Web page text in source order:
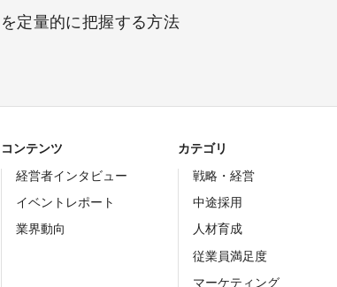
を定量的に把握する方法
コンテンツ
経営者インタビュー
イベントレポート
業界動向
カテゴリ
戦略・経営
中途採用
人材育成
従業員満足度
マーケティング